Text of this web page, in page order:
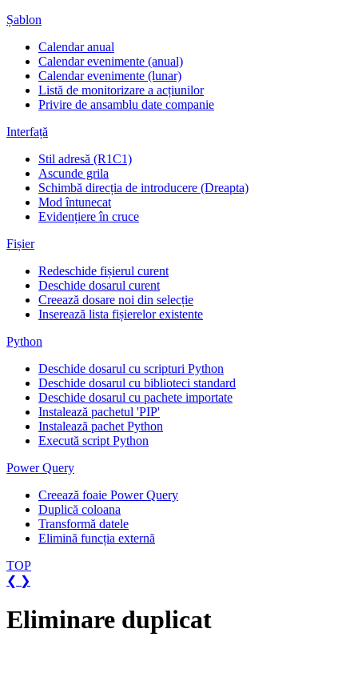
Șablon
Calendar anual
Calendar evenimente (anual)
Calendar evenimente (lunar)
Listă de monitorizare a acțiunilor
Privire de ansamblu date companie
Interfață
Stil adresă (R1C1)
Ascunde grila
Schimbă direcția de introducere (Dreapta)
Mod întunecat
Evidențiere în cruce
Fișier
Redeschide fișierul curent
Deschide dosarul curent
Creează dosare noi din selecție
Inserează lista fișierelor existente
Python
Deschide dosarul cu scripturi Python
Deschide dosarul cu biblioteci standard
Deschide dosarul cu pachete importate
Instalează pachetul 'PIP'
Instalează pachet Python
Execută script Python
Power Query
Creează foaie Power Query
Duplică coloana
Transformă datele
Elimină funcția externă
TOP
❮ ❯
Eliminare duplicat